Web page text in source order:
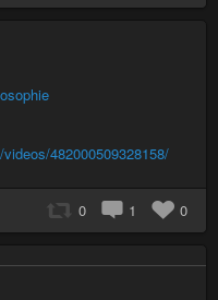
482000509328158/
0 1 0